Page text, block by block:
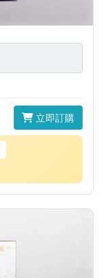
立即訂購